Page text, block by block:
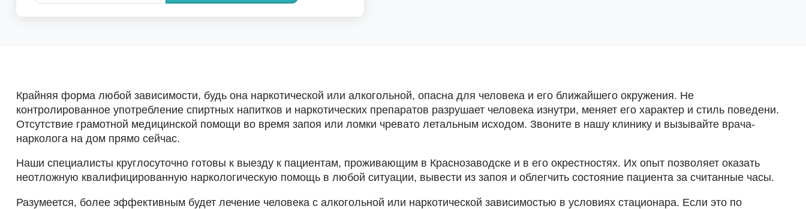
Крайняя форма любой зависимости, будь она наркотической или алкогольной, опасна для человека и его ближайшего окружения. Не
контролированное употребление спиртных напитков и наркотических препаратов разрушает человека изнутри, меняет его характер и стиль поведени.
Отсутствие грамотной медицинской помощи во время запоя или ломки чревато летальным исходом. Звоните в нашу клинику и вызывайте врача-
нарколога на дом прямо сейчас.
Наши специалисты круглосуточно готовы к выезду к пациентам, проживающим в Краснозаводске и в его окрестностях. Их опыт позволяет оказать
неотложную квалифицированную наркологическую помощь в любой ситуации, вывести из запоя и облегчить состояние пациента за считанные часы.
Разумеется, более эффективным будет лечение человека с алкогольной или наркотической зависимостью в условиях стационара. Если это по